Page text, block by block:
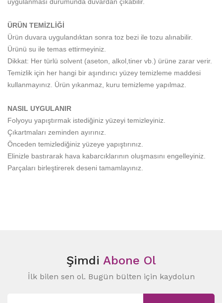
ÜRÜN TEMİZLİĞİ
Ürün duvara uygulandıktan sonra toz bezi ile tozu alınabilir.
Ürünü su ile temas ettirmeyiniz.
Dikkat: Her türlü solvent (aseton, alkol,tiner vb.) ürüne zarar verir.
Temizlik için her hangi bir aşındırıcı yüzey temizleme maddesi
kullanmayınız. Ürün yıkanmaz, kuru temizleme yapılmaz.
NASIL UYGULANIR
Folyoyu yapıştırmak istediğiniz yüzeyi temizleyiniz.
Çıkartmaları zeminden ayırınız.
Önceden temizlediğiniz yüzeye yapıştırınız.
Elinizle bastırarak hava kabarcıklarının oluşmasını engelleyiniz.
Parçaları birleştirerek deseni tamamlayınız.
Şimdi Abone Ol
İlk bilen sen ol. Bugün bülten için kaydolun